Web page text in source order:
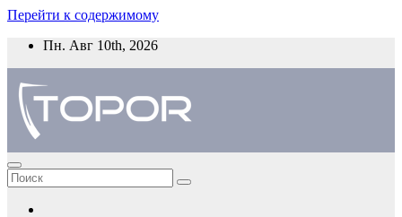
Перейти к содержимому
Пн. Авг 10th, 2026